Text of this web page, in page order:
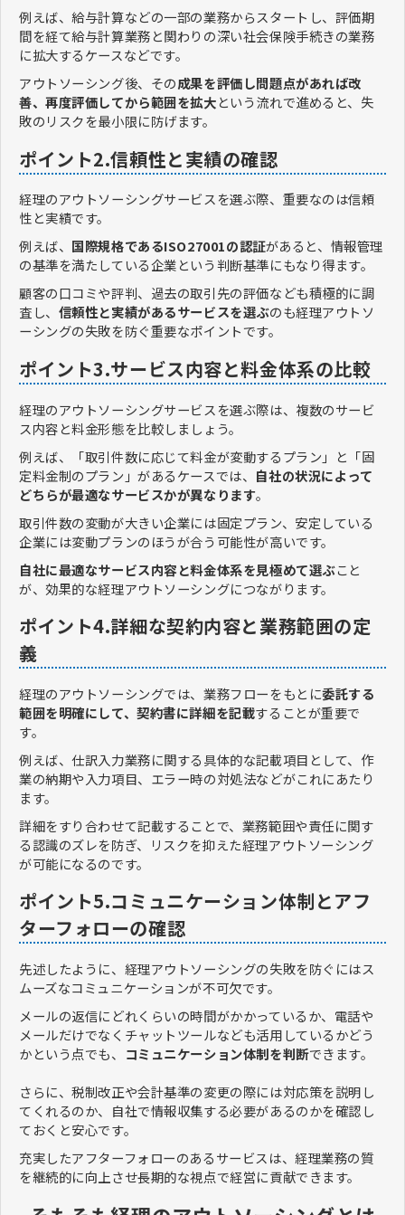
例えば、給与計算などの一部の業務からスタートし、評価期
間を経て給与計算業務と関わりの深い社会保険手続きの業務
に拡大するケースなどです。
アウトソーシング後、その成果を評価し問題点があれば改
善、再度評価してから範囲を拡大という流れで進めると、失
敗のリスクを最小限に防げます。
ポイント2.信頼性と実績の確認
経理のアウトソーシングサービスを選ぶ際、重要なのは信頼
性と実績です。
例えば、 国際規格であるISO27001の認証があると、情報管理
の基準を満たしている企業という判断基準にもなり得ます。
顧客の口コミや評判、過去の取引先の評価なども積極的に調
査し、 信頼性と実績があるサービスを選ぶのも経理アウトソ
ーシングの失敗を防ぐ重要なポイントです。
ポイント3.サービス内容と料金体系の比較
経理のアウトソーシングサービスを選ぶ際は、複数のサービ
ス内容と料金形態を比較しましょう。
例えば、「取引件数に応じて料金が変動するプラン」と「固
定料金制のプラン」があるケースでは、 自社の状況によって
どちらが最適なサービスかが異なります。
取引件数の変動が大きい企業には固定プラン、安定している
企業には変動プランのほうが合う可能性が高いです。
自社に最適なサービス内容と料金体系を見極めて選ぶこと
が、効果的な経理アウトソーシングにつながります。
ポイント4.詳細な契約内容と業務範囲の定
義
経理のアウトソーシングでは、業務フローをもとに委託する
範囲を明確にして、契約書に詳細を記載することが重要で
す。
例えば、仕訳入力業務に関する具体的な記載項目として、作
業の納期や入力項目、エラー時の対処法などがこれにあたり
ます。
詳細をすり合わせて記載することで、業務範囲や責任に関す
る認識のズレを防ぎ、リスクを抑えた経理アウトソーシング
が可能になるのです。
ポイント5.コミュニケーション体制とアフ
ターフォローの確認
先述したように、経理アウトソーシングの失敗を防ぐにはス
ムーズなコミュニケーションが不可欠です。
メールの返信にどれくらいの時間がかかっているか、電話や
メールだけでなくチャットツールなども活用しているかどう
かという点でも、
コミュニケーション体制を判断できます。
​​​​​​​さらに、税制改正や会計基準の変更の際には対応策を説明し
てくれるのか、自社で情報収集する必要があるのかを確認し
ておくと安心です。
充実したアフターフォローのあるサービスは、経理業務の質
を継続的に向上させ長期的な視点で経営に貢献できます。